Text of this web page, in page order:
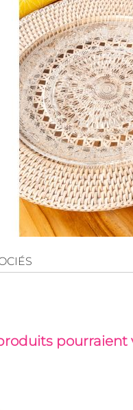
pourraient